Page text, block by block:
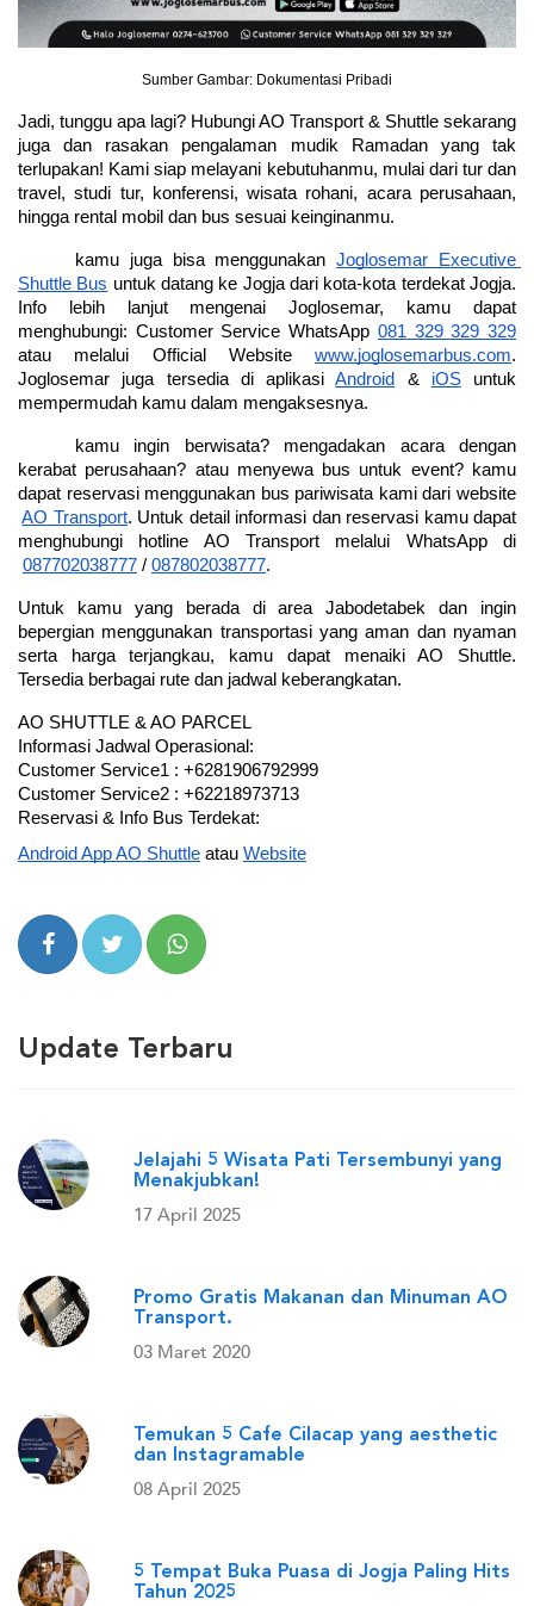
Sumber Gambar: Dokumentasi Pribadi
Jadi, tunggu apa lagi? Hubungi AO Transport & Shuttle sekarang
juga dan rasakan pengalaman mudik Ramadan yang tak
terlupakan! Kami siap melayani kebutuhanmu, mulai dari tur dan
travel, studi tur, konferensi, wisata rohani, acara perusahaan,
hingga rental mobil dan bus sesuai keinginanmu.
kamu juga bisa menggunakan Joglosemar Executive
Shuttle Bus untuk datang ke Jogja dari kota-kota terdekat Jogja.
Info lebih lanjut mengenai Joglosemar, kamu dapat
menghubungi: Customer Service WhatsApp 081 329 329 329
atau melalui Official Website
www.joglosemarbus.com.
Joglosemar juga tersedia di aplikasi Android & iOS untuk
mempermudah kamu dalam mengaksesnya.
kamu ingin berwisata? mengadakan acara dengan
kerabat perusahaan? atau menyewa bus untuk event? kamu
dapat reservasi menggunakan bus pariwisata kami dari website
AO Transport. Untuk detail informasi dan reservasi kamu dapat
menghubungi hotline AO Transport melalui WhatsApp di
087702038777 / 087802038777.
Untuk kamu yang berada di area Jabodetabek dan ingin
bepergian menggunakan transportasi yang aman dan nyaman
serta harga terjangkau, kamu dapat menaiki AO Shuttle.
Tersedia berbagai rute dan jadwal keberangkatan.
AO SHUTTLE & AO PARCEL
Informasi Jadwal Operasional:
Customer Service1 : +6281906792999
Customer Service2 : +62218973713
Reservasi & Info Bus Terdekat:
Android App AO Shuttle atau Website
Update Terbaru
Jelajahi 5 Wisata Pati Tersembunyi yang
Menakjubkan!
17 April 2025
Promo Gratis Makanan dan Minuman AO
Transport.
03 Maret 2020
Temukan 5 Cafe Cilacap yang aesthetic
dan Instagramable
08 April 2025
5 Tempat Buka Puasa di Jogja Paling Hits
Tahun 2025